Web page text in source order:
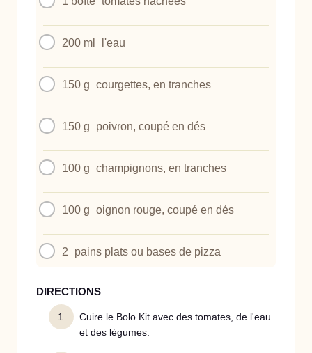
200 ml l'eau
150 g courgettes, en tranches
150 g poivron, coupé en dés
100 g champignons, en tranches
100 g oignon rouge, coupé en dés
2 pains plats ou bases de pizza
DIRECTIONS
Cuire le Bolo Kit avec des tomates, de l'eau
et des légumes.